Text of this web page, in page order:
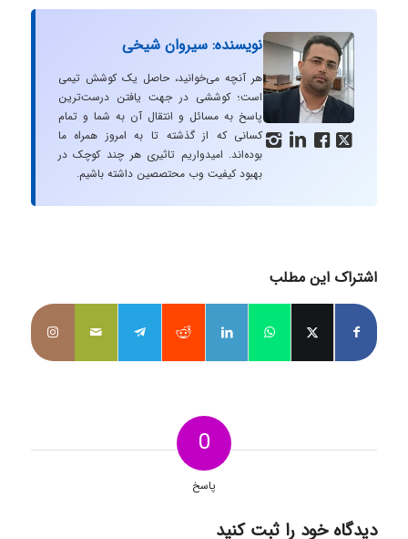
   
نویسنده: سیروان شیخی
هر آنچه می‌خوانید، حاصل یک کوشش تیمی
است؛ کوششی در جهت یافتن درست‌ترین
پاسخ به مسائل و انتقال آن به شما و تمام
کسانی که از گذشته تا به امروز همراه ما
بوده‌اند. امیدواریم تاثیری هر چند کوچک در
بهبود کیفیت وب محتصصین داشته باشیم.
اشتراک این مطلب
0
پاسخ
دیدگاه خود را ثبت کنید